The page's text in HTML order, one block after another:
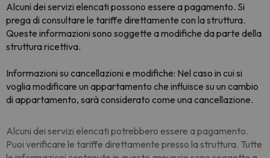
Alcuni dei servizi elencati possono essere a pagamento. Si
prega di consultare le tariffe direttamente con la struttura.
Queste informazioni sono soggette a modifiche da parte della
struttura ricettiva.
Informazioni su cancellazioni e modifiche: Nel caso in cui si
voglia modificare un appartamento che influisce su un cambio
di appartamento, sarà considerato come una cancellazione.
Alcuni dei servizi elencati potrebbero essere a pagamento.
Puoi verificare le tariffe direttamente presso la struttura. Tutte